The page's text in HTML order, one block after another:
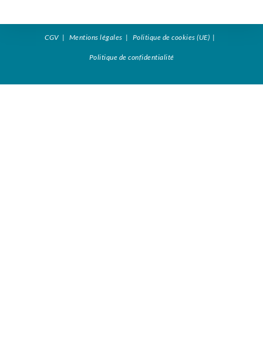
CGV Mentions légales Politique de cookies (UE)
Politique de confidentialité